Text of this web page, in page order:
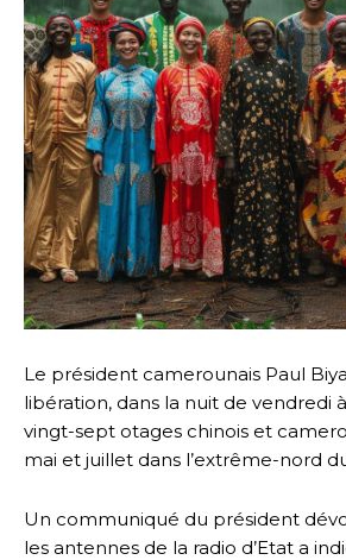
Le président camerounais Paul
libération, dans la nuit de vendredi
vingt-sept otages chinois et
mai et juillet dans l’extrême-nord
Un communiqué du président
les antennes de la radio d’Etat a